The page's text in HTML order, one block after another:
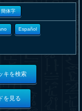
簡体字
Español
キを検索
を見る